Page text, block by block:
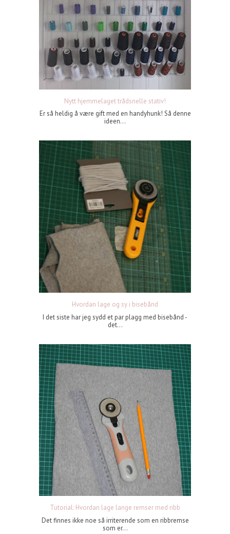
Nytt hjemmelaget trådsnelle stativ!
Er så heldig å være gift med en handyhunk! Så denne
ideen...
Hvordan lage og sy i bisebånd
I det siste har jeg sydd et par plagg med bisebånd -
det...
Tutorial: Hvordan lage lange remser med ribb
Det finnes ikke noe så irriterende som en ribbremse
som er...